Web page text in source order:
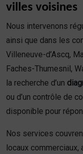
villes voisines
Nous intervenons
ainsi que dans les
Villeneuve-d’Ascq,
Faches-Thumesnil,
la recherche d’un
ou d’un contrôle de
disponible pour
Nos services
locaux